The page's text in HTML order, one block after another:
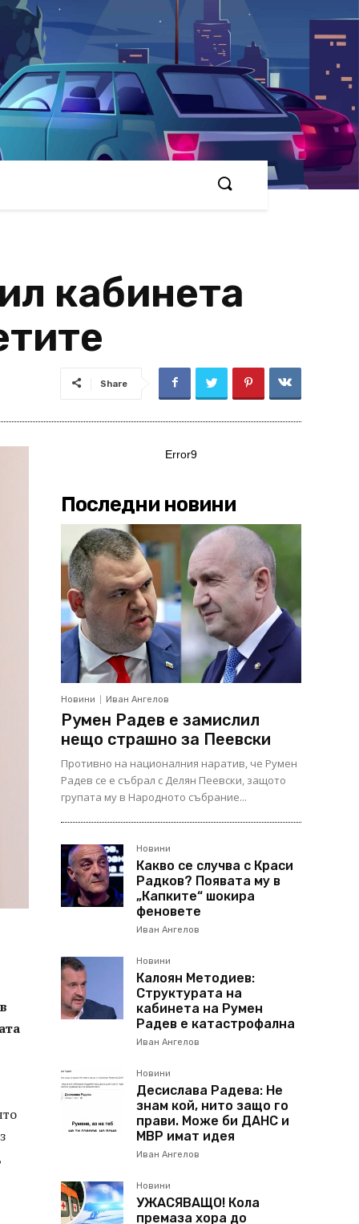
кабинета
Share
Error9
Последни новини
Новини Иван Ангелов
Румен Радев е замислил
нещо страшно за Пеевски
Противно на националния наратив, че Румен
Радев се е събрал с Делян Пеевски, защото
групата му в Народното събрание...
Новини
Какво се случва с Краси
Радков? Появата му в
„Капките“ шокира
феновете
Иван Ангелов
Новини
Калоян Методиев:
Структурата на
кабинета на Румен
Радев е катастрофална
Иван Ангелов
Новини
Десислава Радева: Не
знам кой, нито защо го
прави. Може би ДАНС и
МВР имат идея
Иван Ангелов
Новини
УЖАСЯВАЩО! Кола
премаза хора до